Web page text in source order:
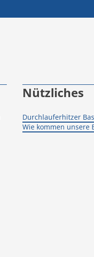
Nützliches
Durchlauferhitzer
Wie kommen unsere